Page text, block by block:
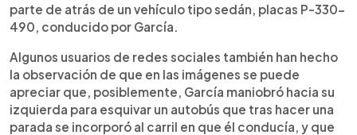
parte de atrás de un vehículo tipo sedán, placas P-330-
490, conducido por García.
Algunos usuarios de redes sociales también han hecho
la observación de que en las imágenes se puede
apreciar que, posiblemente, García maniobró hacia su
izquierda para esquivar un autobús que tras hacer una
parada se incorporó al carril en que él conducía, y que